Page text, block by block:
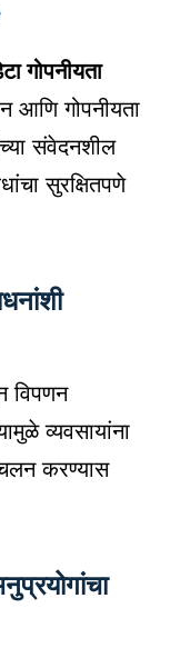
गोपनीयता
आणि गोपनीयता
संवेदनशील
सुरक्षितपणे
विपणन
व्यवसायांना
करण्यास